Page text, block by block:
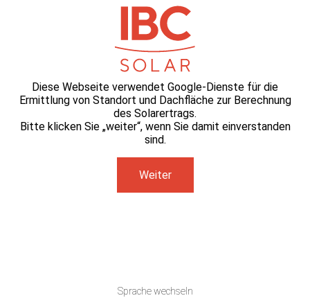
Diese Webseite verwendet Google-Dienste für die
Ermittlung von Standort und Dachfläche zur Berechnung
des Solarertrags.
Bitte klicken Sie „weiter“, wenn Sie damit einverstanden
sind.
Weiter
Sprache wechseln